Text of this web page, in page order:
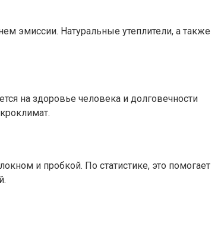
эмиссии. Натуральные утеплители, а также
на здоровье человека и долговечности
и пробкой. По статистике, это помогает